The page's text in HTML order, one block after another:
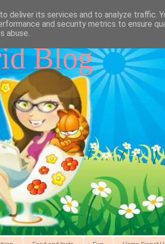
Blog
deliver its services and to analyze traffic.
and security metrics to ensure
abuse.